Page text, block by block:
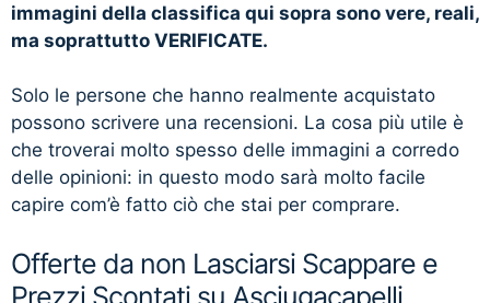
immagini della classifica qui sopra sono vere, reali,
ma soprattutto VERIFICATE.
Solo le persone che hanno realmente acquistato
possono scrivere una recensioni. La cosa più utile è
che troverai molto spesso delle immagini a corredo
delle opinioni: in questo modo sarà molto facile
capire com’è fatto ciò che stai per comprare.
Offerte da non Lasciarsi Scappare e
Prezzi Scontati su Asciugacapelli